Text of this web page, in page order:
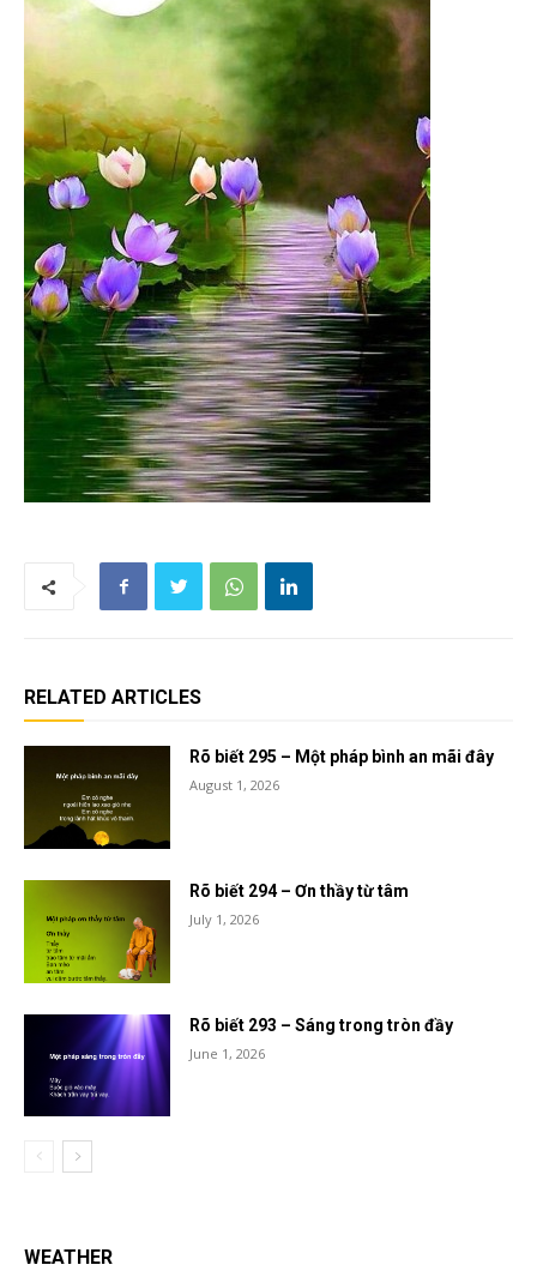
RELATED ARTICLES
Rõ biết 295 – Một pháp bình an mãi đây
August 1, 2026
Rõ biết 294 – Ơn thầy từ tâm
July 1, 2026
Rõ biết 293 – Sáng trong tròn đầy
June 1, 2026
WEATHER